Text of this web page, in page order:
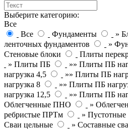
Выберите категорию:
Все
Все
Фундаменты »
ленточных фундаментов
»
Стеновые блоки
Плиты
» Плиты ПБ
»» Плиты ПБ
нагрузка 4,5
»» Плиты ПБ
нагрузка 8
»» Плиты ПБ
нагрузка 12,5
»» Плиты ПБ
Облегченные ПНО
»
ребристые ПРТм
»
Сваи цельные
» Составные